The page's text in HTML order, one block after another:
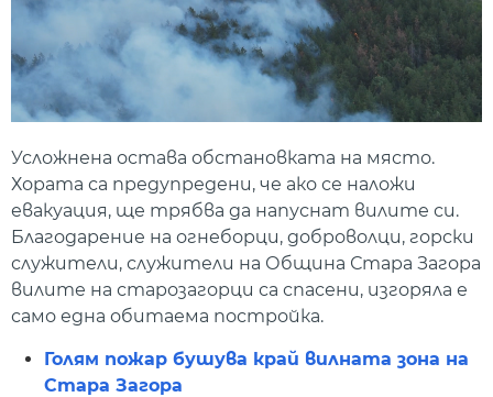
Усложнена остава обстановката на място.
Хората са предупредени, че ако се наложи
евакуация, ще трябва да напуснат вилите си.
Благодарение на огнеборци, доброволци, горски
служители, служители на Община Стара Загора
вилите на старозагорци са спасени, изгоряла е
само една обитаема постройка.
Голям пожар бушува край вилната зона на
Стара Загора